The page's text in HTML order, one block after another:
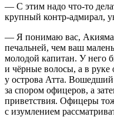
— С этим надо что-то
крупный контр-адмирал,
— Я понимаю вас, Акияма,
печальней, чем ваш
молодой капитан. У него
и чёрные волосы, а в
у острова Атта. Вошедший
за спором офицеров, а
приветствия. Офицеры
с изумлением